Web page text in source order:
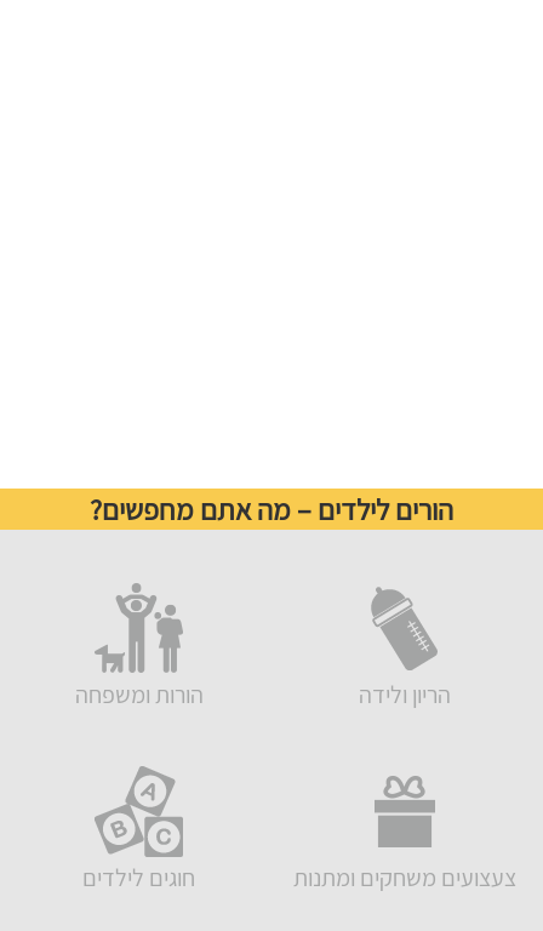
הורים לילדים – מה אתם מחפשים?
הורות ומשפחה הריון ולידה
חוגים לילדים צעצועים משחקים ומתנות